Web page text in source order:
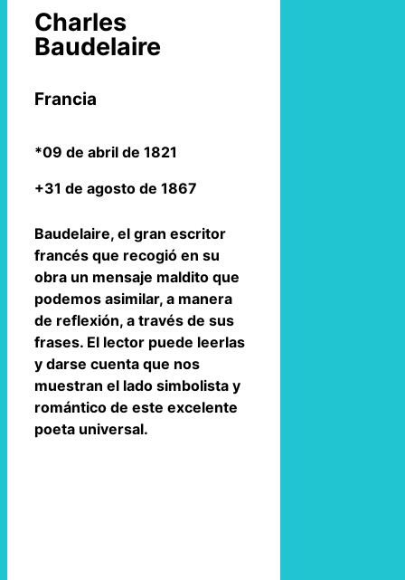
Charles
Baudelaire
Francia
*09 de abril de 1821
+31 de agosto de 1867
Baudelaire, el gran escritor
francés que recogió en su
obra un mensaje maldito que
podemos asimilar, a manera
de reflexión, a través de sus
frases. El lector puede leerlas
y darse cuenta que nos
muestran el lado simbolista y
romántico de este excelente
poeta universal.